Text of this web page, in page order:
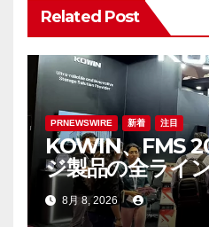
ー
シ
ョ
ン
Related Post
PRNEWSWIRE 新着 注目
KOWIN、FMS
ジ製品の全ライ
示：高性能スト
分野の革新を牽引
8月 8, 2026